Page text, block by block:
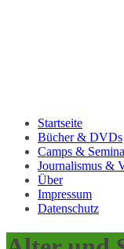
Startseite
Bücher & DVDs
Camps &
Journalismus &
Über
Impressum
Datenschutz